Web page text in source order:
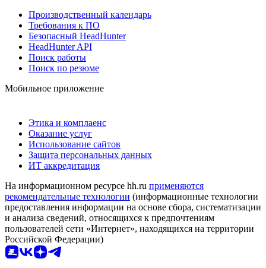
Производственный календарь
Требования к ПО
Безопасный HeadHunter
HeadHunter API
Поиск работы
Поиск по резюме
Мобильное приложение
Этика и комплаенс
Оказание услуг
Использование сайтов
Защита персональных данных
ИТ аккредитация
На информационном ресурсе hh.ru применяются
рекомендательные технологии (информационные технологии
предоставления информации на основе сбора, систематизации
и анализа сведений, относящихся к предпочтениям
пользователей сети «Интернет», находящихся на территории
Российской Федерации)